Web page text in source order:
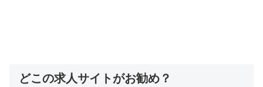
どこの求人サイトがお勧め？